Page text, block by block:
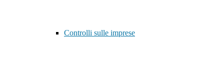
Controlli sulle imprese